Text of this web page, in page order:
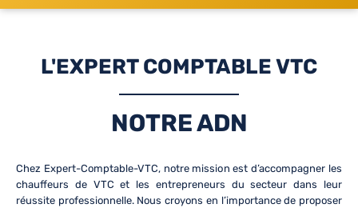
L'EXPERT COMPTABLE VTC
NOTRE ADN
Chez Expert-Comptable-VTC, notre mission est d’accompagner les
chauffeurs de VTC et les entrepreneurs du secteur dans leur
réussite professionnelle. Nous croyons en l’importance de proposer